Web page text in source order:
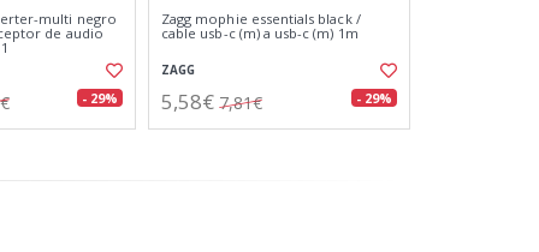
multi negro
de audio
- 29%
Zagg mophie essentials black /
cable usb-c (m) a usb-c (m) 1m
ZAGG
5,58€ 7,81€ - 29%